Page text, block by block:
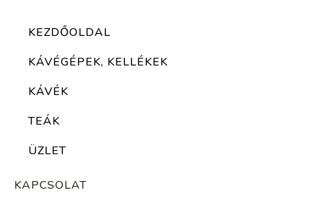
KEZDŐOLDAL
KÁVÉGÉPEK, KELLÉKEK
KÁVÉK
TEÁK
ÜZLET
KAPCSOLAT